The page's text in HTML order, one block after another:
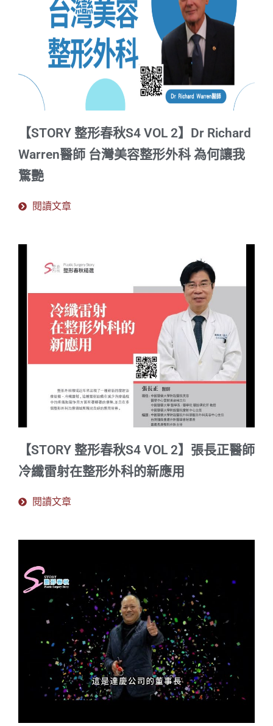
【STORY 整形春秋S4 VOL 2】Dr Richard
Warren醫師 台灣美容整形外科 為何讓我
驚艷
閱讀文章
【STORY 整形春秋S4 VOL 2】張長正醫師
冷纖雷射在整形外科的新應用
閱讀文章